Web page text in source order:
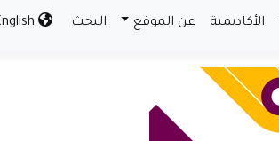
الأكاديمية عن الموقع البحث